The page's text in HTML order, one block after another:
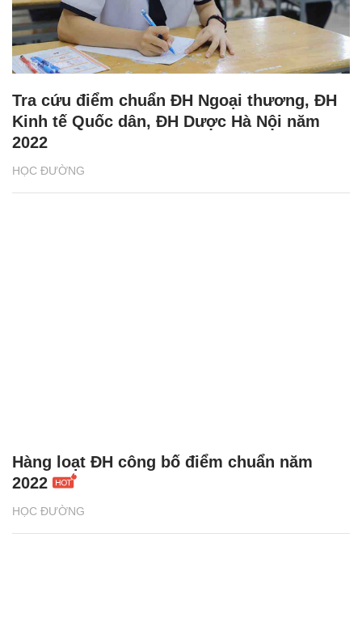
HỌC ĐƯỜNG
Tra cứu điểm chuẩn ĐH Ngoại thương, ĐH
Kinh tế Quốc dân, ĐH Dược Hà Nội năm
2022
HỌC ĐƯỜNG
Hàng loạt ĐH công bố điểm chuẩn năm
2022